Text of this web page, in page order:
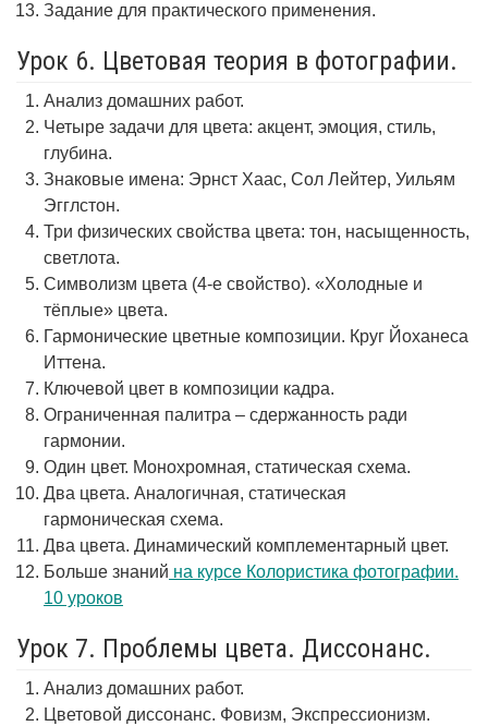
Задание для практического применения.
Урок 6. Цветовая теория в фотографии.
Анализ домашних работ.
Четыре задачи для цвета: акцент, эмоция, стиль,
глубина.
Знаковые имена: Эрнст Хаас, Сол Лейтер, Уильям
Эгглстон.
Три физических свойства цвета: тон, насыщенность,
светлота.
Символизм цвета (4-е свойство). «Холодные и
тёплые» цвета.
Гармонические цветные композиции. Круг Йоханеса
Иттена.
Ключевой цвет в композиции кадра.
Ограниченная палитра – сдержанность ради
гармонии.
Один цвет. Монохромная, статическая схема.
Два цвета. Аналогичная, статическая
гармоническая схема.
Два цвета. Динамический комплементарный цвет.
Больше знаний на курсе Колористика фотографии.
10 уроков
Урок 7. Проблемы цвета. Диссонанс.
Анализ домашних работ.
Цветовой диссонанс. Фовизм, Экспрессионизм.